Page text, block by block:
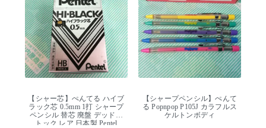
【シャー芯】ぺんてる ハイブ
ラック芯 0.5mm 1打 シャープ
ペンシル 替芯 廃盤 デッドス
トック レア 日本製 Pentel
【シャープペンシル】ぺんて
る Popnpop P105J カラフルス
ケルトンボディ